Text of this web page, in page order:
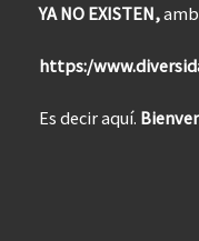
YA NO EXISTEN,
https:/
Es decir aquí.